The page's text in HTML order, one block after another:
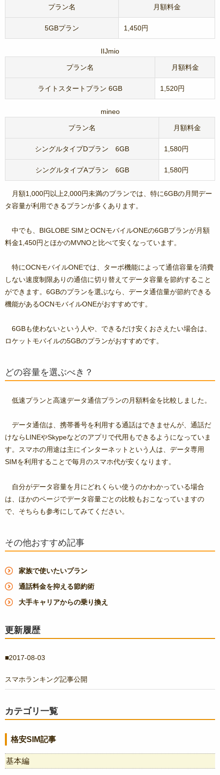
プラン名 月額料金
5GBプラン 1,450円
IIJmio
プラン名 月額料金
ライトスタートプラン 6GB 1,520円
mineo
プラン名 月額料金
シングルタイプDプラン 6GB 1,580円
シングルタイプAプラン 6GB 1,580円
月額1,000円以上2,000円未満のプランでは、特に6GBの月間デー
タ容量が利用できるプランが多くあります。
中でも、BIGLOBE SIMとOCNモバイルONEの6GBプランが月額
料金1,450円とほかのMVNOと比べて安くなっています。
特にOCNモバイルONEでは、ターボ機能によって通信容量を消費
しない速度制限ありの通信に切り替えてデータ容量を節約すること
ができます。6GBのプランを選ぶなら、データ通信量が節約できる
機能があるOCNモバイルONEがおすすめです。
6GBも使わないという人や、できるだけ安くおさえたい場合は、
ロケットモバイルの5GBのプランがおすすめです。
どの容量を選ぶべき？
低速プランと高速データ通信プランの月額料金を比較しました。
データ通信は、携帯番号を利用する通話はできませんが、通話だ
けならLINEやSkypeなどのアプリで代用もできるようになっていま
す。スマホの用途は主にインターネットという人は、データ専用
SIMを利用することで毎月のスマホ代が安くなります。
自分がデータ容量を月にどれくらい使うのかわかっている場合
は、ほかのページでデータ容量ごとの比較もおこなっていますの
で、そちらも参考にしてみてください。
その他おすすめ記事
家族で使いたいプラン
通話料金を抑える節約術
大手キャリアからの乗り換え
更新履歴
2017-08-03
スマホランキング記事公開
カテゴリ一覧
格安SIM記事
基本編